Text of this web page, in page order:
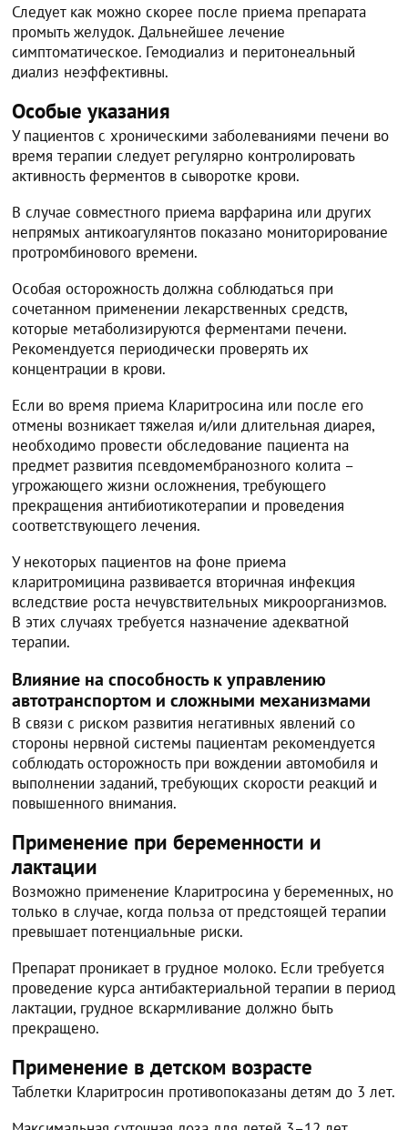
Следует как можно скорее после приема препарата
промыть желудок. Дальнейшее лечение
симптоматическое. Гемодиализ и перитонеальный
диализ неэффективны.
Особые указания
У пациентов с хроническими заболеваниями печени во
время терапии следует регулярно контролировать
активность ферментов в сыворотке крови.
В случае совместного приема варфарина или других
непрямых антикоагулянтов показано мониторирование
протромбинового времени.
Особая осторожность должна соблюдаться при
сочетанном применении лекарственных средств,
которые метаболизируются ферментами печени.
Рекомендуется периодически проверять их
концентрации в крови.
Если во время приема Кларитросина или после его
отмены возникает тяжелая и/или длительная диарея,
необходимо провести обследование пациента на
предмет развития псевдомембранозного колита –
угрожающего жизни осложнения, требующего
прекращения антибиотикотерапии и проведения
соответствующего лечения.
У некоторых пациентов на фоне приема
кларитромицина развивается вторичная инфекция
вследствие роста нечувствительных микроорганизмов.
В этих случаях требуется назначение адекватной
терапии.
Влияние на способность к управлению
автотранспортом и сложными механизмами
В связи с риском развития негативных явлений со
стороны нервной системы пациентам рекомендуется
соблюдать осторожность при вождении автомобиля и
выполнении заданий, требующих скорости реакций и
повышенного внимания.
Применение при беременности и
лактации
Возможно применение Кларитросина у беременных, но
только в случае, когда польза от предстоящей терапии
превышает потенциальные риски.
Препарат проникает в грудное молоко. Если требуется
проведение курса антибактериальной терапии в период
лактации, грудное вскармливание должно быть
прекращено.
Применение в детском возрасте
Таблетки Кларитросин противопоказаны детям до 3 лет.